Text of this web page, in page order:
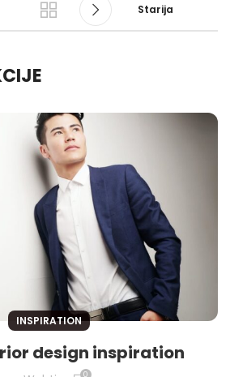
Starija
INSPIRATION
design inspiration
0